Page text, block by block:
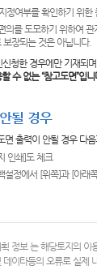
정여부를 확인하기 위
의를 도모하기 위하여
장되는 것은 아닙니다.
청한 경우에만 기재
수 없는 “참고도면”입니
될 경우
출력이 안될 경우 다
인쇄]도 체크
정에서 [위쪽]과 [아래
정보 는 해당토지의 이
이타등의 오류로 실제